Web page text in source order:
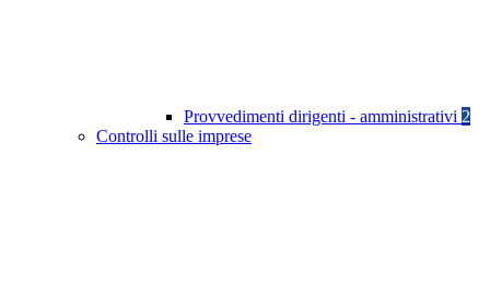
Provvedimenti dirigenti - amministrativi 2
Controlli sulle imprese